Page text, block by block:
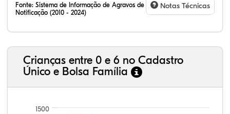
Fonte: Sistema de Informação de Agravos de
Notificação (2010 - 2024)
Notas Técnicas
Crianças entre 0 e 6 no Cadastro
Único e Bolsa Família
1500
31,27%
4,61%
0,44%
54,26%
9,07%
0,35%
32,57%
9,24%
0,46%
54,88%
1,27%
1,56%